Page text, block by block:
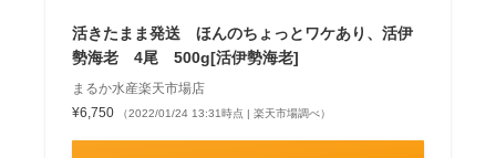
活きたまま発送 ほんのちょっとワケあり、活伊
勢海老 4尾 500g[活伊勢海老]
まるか水産楽天市場店
¥6,750
（2022/01/24 13:31時点 | 楽天市場調べ）